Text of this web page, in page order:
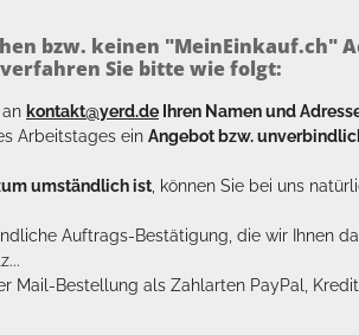
bzw. keinen "MeinEinkauf.ch"
Sie bitte wie folgt:
kontakt@yerd.de Ihren Namen und
Arbeitstages ein Angebot bzw.
umständlich ist , können Sie bei uns
Auftrags-Bestätigung, die wir Ihnen
Mail-Bestellung als Zahlarten PayPal,